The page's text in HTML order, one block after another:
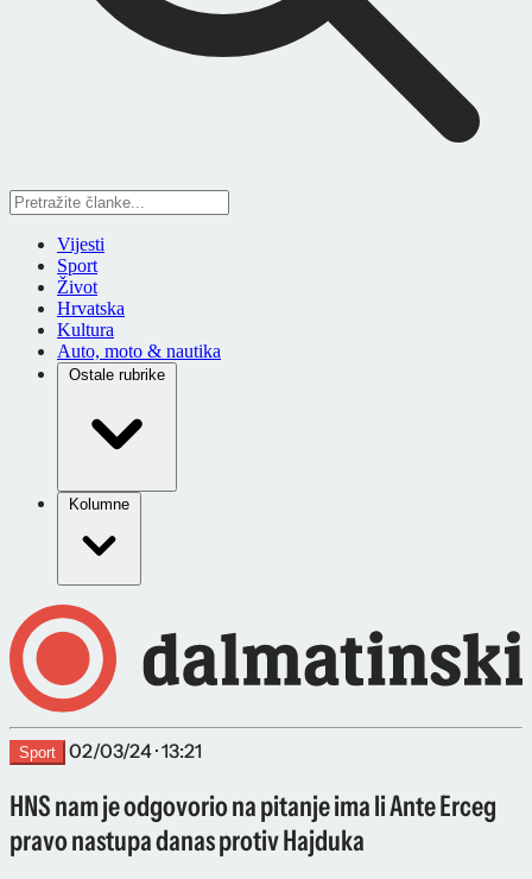
Vijesti
Sport
Život
Hrvatska
Kultura
Auto, moto & nautika
Ostale rubrike
Kolumne
Sport 02/03/24 · 13:21
HNS nam je odgovorio na pitanje ima li Ante Erceg
pravo nastupa danas protiv Hajduka